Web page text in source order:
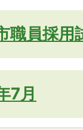
職員採用
7月